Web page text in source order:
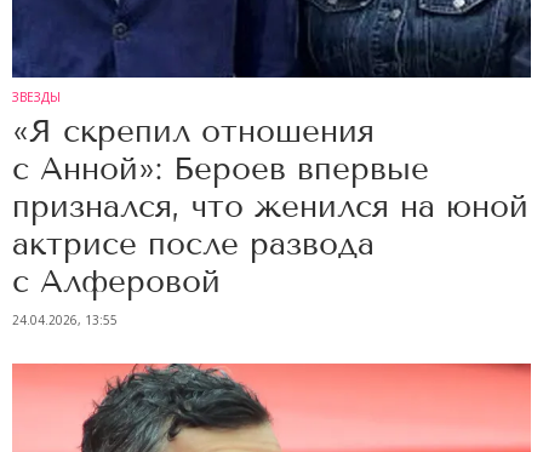
ЗВЕЗДЫ
«Я скрепил отношения
с Анной»: Бероев впервые
признался, что женился на юной
актрисе после развода
с Алферовой
24.04.2026, 13:55